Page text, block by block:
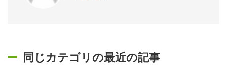
同じカテゴリの最近の記事